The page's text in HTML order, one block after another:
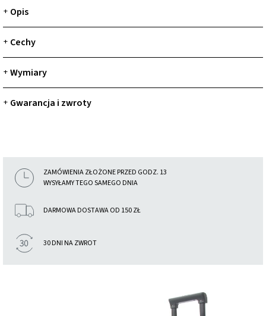
+ Opis
+ Cechy
+ Wymiary
+ Gwarancja i zwroty
ZAMÓWIENIA ZŁOŻONE PRZED GODZ. 13
WYSYŁAMY TEGO SAMEGO DNIA
DARMOWA DOSTAWA OD 150 ZŁ
30 DNI NA ZWROT